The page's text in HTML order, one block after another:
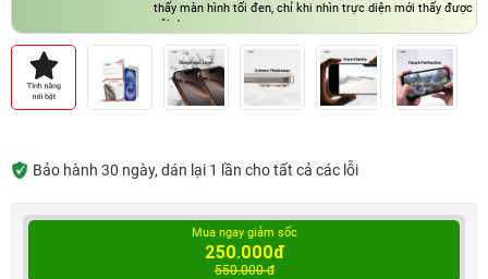
thấy màn hình tối đen, chỉ khi nhìn trực diện mới thấy được
nội dung
Bảo hành 30 ngày, dán lại 1 lần cho tất cả các lỗi
Mua ngay giảm sốc
250.000đ
550.000 đ